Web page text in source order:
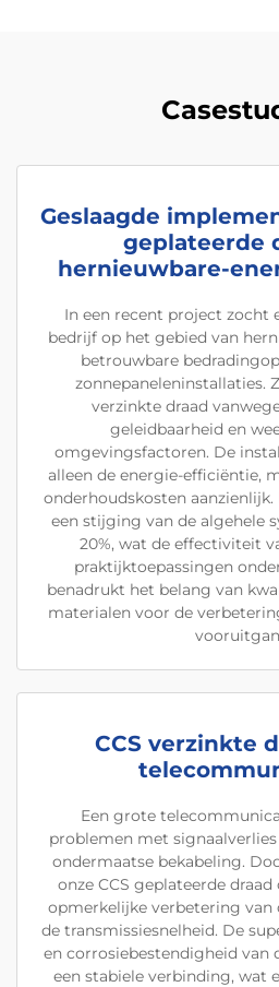
Geslaagde
geplateerde
hernieuwbare-
In een recent project zocht
bedrijf op het gebied van
betrouwbare
zonnepaneleninstallaties.
verzinkte draad
geleidbaarheid en
omgevingsfactoren. De
alleen de energie-efficiëntie,
onderhoudskosten
een stijging van de algehele
20%, wat de effectiviteit
praktijktoepassingen
benadrukt het belang van
materialen voor de
CCS verzinkte
Een grote
problemen met
ondermaatse bekabeling.
onze CCS geplateerde
opmerkelijke verbetering van
de transmissiesnelheid. De
en corrosiebestendigheid van
een stabiele verbinding, wat